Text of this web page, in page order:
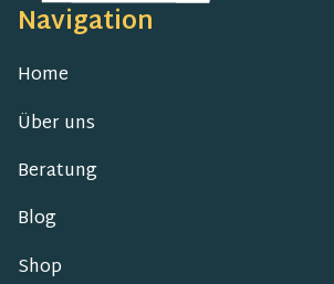
Navigation
Home
Über uns
Beratung
Blog
Shop